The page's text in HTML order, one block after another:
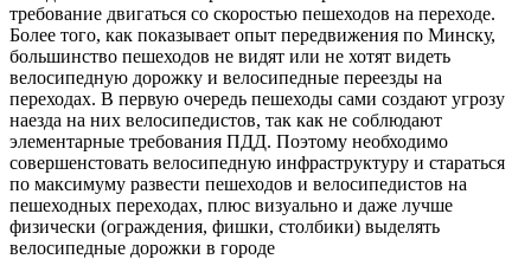
требование двигаться со скоростью пешеходов на переходе.
Более того, как показывает опыт передвижения по Минску,
большинство пешеходов не видят или не хотят видеть
велосипедную дорожку и велосипедные переезды на
переходах. В первую очередь пешеходы сами создают угрозу
наезда на них велосипедистов, так как не соблюдают
элементарные требования ПДД. Поэтому необходимо
совершенстовать велосипедную инфраструктуру и стараться
по максимуму развести пешеходов и велосипедистов на
пешеходных переходах, плюс визуально и даже лучше
физически (ограждения, фишки, столбики) выделять
велосипедные дорожки в городе